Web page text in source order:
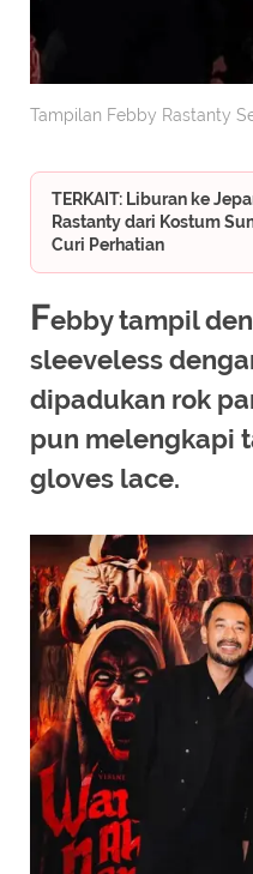
Tampilan Febby Rastanty
TERKAIT: Liburan ke
Rastanty dari Kostum
Curi Perhatian
Febby tampil
sleeveless
dipadukan rok
pun melengkapi
gloves lace.